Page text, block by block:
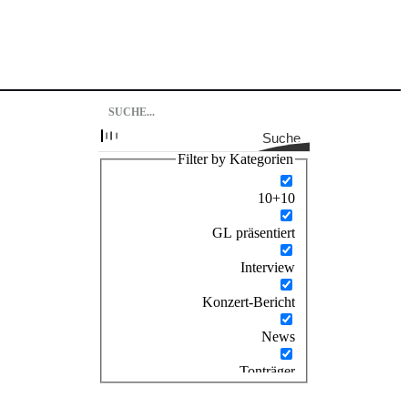
Suche
Filter by Kategorien
10+10
GL präsentiert
Interview
Konzert-Bericht
News
Tonträger